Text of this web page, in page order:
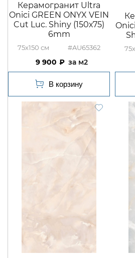
Керамогранит Ultra
Onici GREEN ONYX VEIN
Cut Luc. Shiny (150х75)
6mm
75x150 #AU65362
9 900 м2